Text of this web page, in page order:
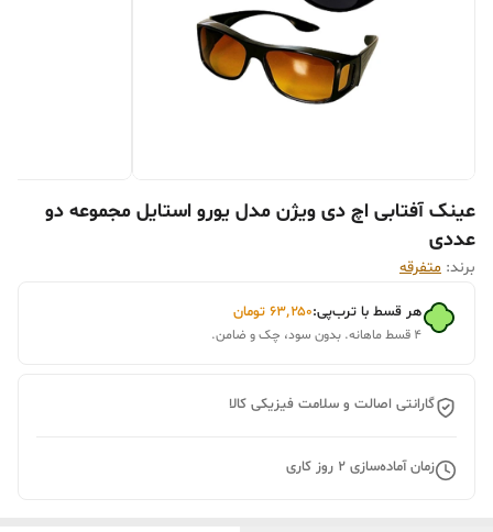
عینک آفتابی اچ دی ویژن مدل یورو استایل مجموعه دو
عددی
برند: متفرقه
هر قسط با ترب‌پی:۶۳٬۲۵۰ تومان
۴ قسط ماهانه. بدون سود، چک و ضامن.
گارانتی اصالت و سلامت فیزیکی کالا
زمان آماده‌سازی 2 روز کاری